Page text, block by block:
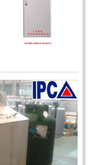
UV/IR- UX300